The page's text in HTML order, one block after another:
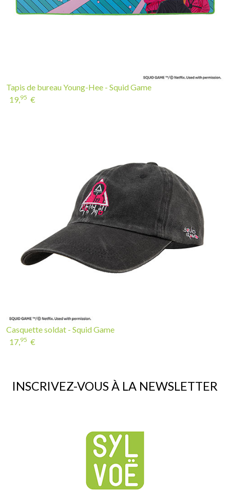
Tapis de bureau Young-Hee - Squid Game
19,95 €
Casquette soldat - Squid Game
17,95 €
INSCRIVEZ-VOUS À LA NEWSLETTER